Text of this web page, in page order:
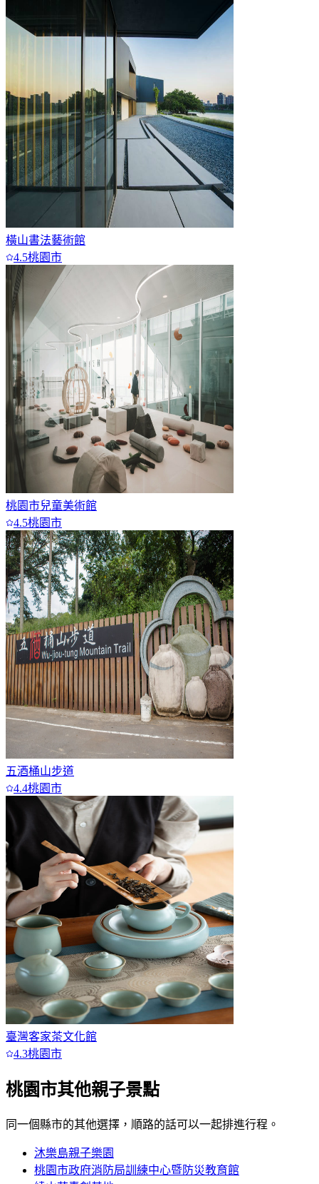
橫山書法藝術館
4.5桃園市
桃園市兒童美術館
4.5桃園市
五酒桶山步道
4.4桃園市
臺灣客家茶文化館
4.3桃園市
桃園市其他親子景點
同一個縣市的其他選擇，順路的話可以一起排進行程。
沐樂島親子樂園
桃園市政府消防局訓練中心暨防災教育館